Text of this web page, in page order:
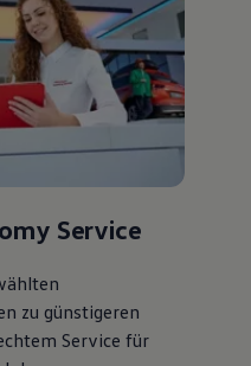
Service
zu günstigeren
Service für